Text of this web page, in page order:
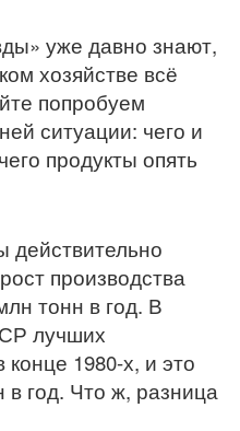
уже давно знают,
хозяйстве всё
попробуем
ситуации: чего и
продукты опять
действительно
производства
тонн в год. В
лучших
1980-х, и это
год. Что ж, разница